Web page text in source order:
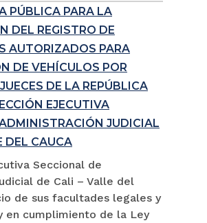
PÚBLICA PARA LA
DEL REGISTRO DE
AUTORIZADOS PARA
DE VEHÍCULOS POR
DE LA REPÚBLICA
EJECUTIVA
JUDICIAL
DEL CAUCA
Seccional de
de Cali – Valle del
de sus facultades legales y
en cumplimiento de la Ley